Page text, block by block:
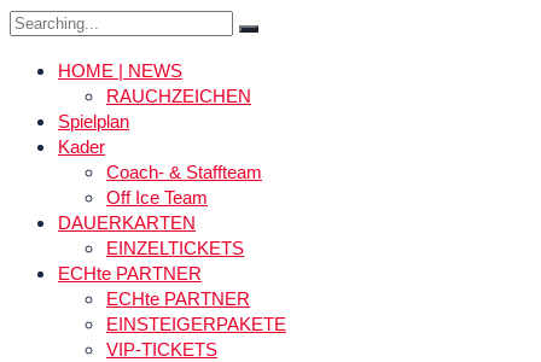
Search
HOME | NEWS
RAUCHZEICHEN
Spielplan
Kader
Coach- & Staffteam
Off Ice Team
DAUERKARTEN
EINZELTICKETS
ECHte PARTNER
ECHte PARTNER
EINSTEIGERPAKETE
VIP-TICKETS